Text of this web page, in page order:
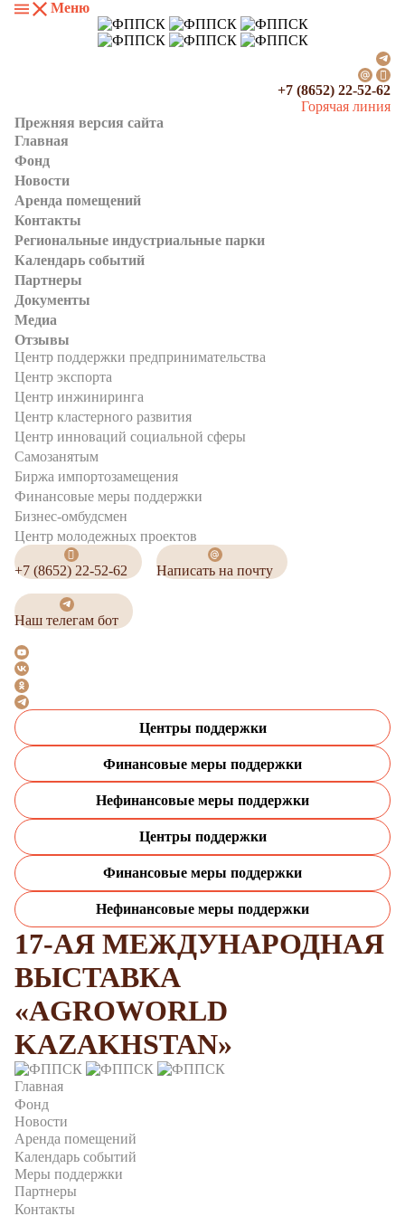
Меню
+7 (8652) 22-52-62
Горячая линия
Прежняя версия сайта
Главная
Фонд
Новости
Аренда помещений
Контакты
Региональные индустриальные парки
Календарь событий
Партнеры
Документы
Медиа
Отзывы
Центр поддержки предпринимательства
Центр экспорта
Центр инжиниринга
Центр кластерного развития
Центр инноваций социальной сферы
Cамозанятым
Биржа импортозамещения
Финансовые меры поддержки
Бизнес-омбудсмен
Центр молодежных проектов
+7 (8652) 22-52-62 Написать на почту
Наш телегам бот
Центры поддержки
Финансовые меры поддержки
Нефинансовые меры поддержки
Центры поддержки
Финансовые меры поддержки
Нефинансовые меры поддержки
17-АЯ МЕЖДУНАРОДНАЯ
ВЫСТАВКА
«AGROWORLD
KAZAKHSTAN»
Главная
Фонд
Новости
Аренда помещений
Календарь событий
Меры поддержки
Партнеры
Контакты